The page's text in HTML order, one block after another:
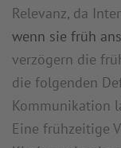
Relevanz, da
wenn sie früh
verzögern die
die folgenden
Kommunikation
Eine frühzeitige